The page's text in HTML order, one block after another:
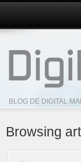
BLOG DE DIGITAL
Browsing